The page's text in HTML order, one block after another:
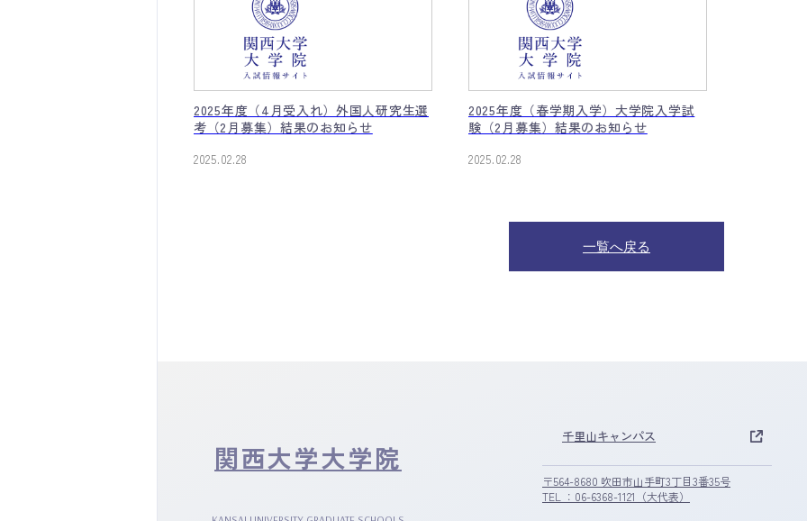
2025年度（4月受入れ）外国人研究生選
考（2月募集）結果のお知らせ
2025.02.28
2025年度（春学期入学）大学院入学試
験（2月募集）結果のお知らせ
2025.02.28
一覧へ戻る
関西大学大学院
千里山キャンパス
〒564-8680 吹田市山手町3丁目3番35号
TEL ：06-6368-1121（大代表）